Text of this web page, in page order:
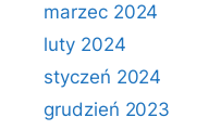
marzec 2024
luty 2024
styczeń 2024
grudzień 2023